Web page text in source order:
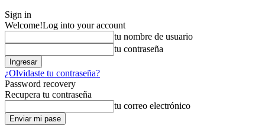
Sign in
Welcome!Log into your account
tu nombre de usuario
tu contraseña
¿Olvidaste tu contraseña?
Password recovery
Recupera tu contraseña
tu correo electrónico